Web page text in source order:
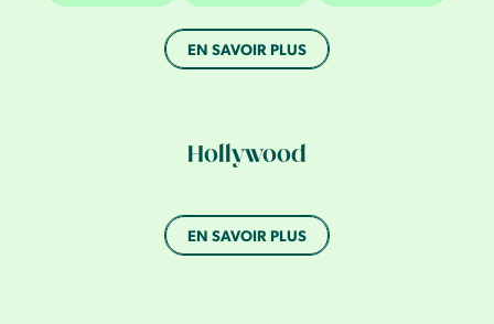
EN SAVOIR PLUS
Hollywood
EN SAVOIR PLUS